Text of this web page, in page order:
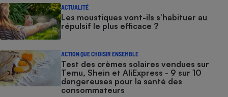
ACTUALITÉ
Les moustiques vont-ils s’habituer au
répulsif le plus efficace ?
ACTION QUE CHOISIR ENSEMBLE
Test des crèmes solaires vendues sur
Temu, Shein et AliExpress - 9 sur 10
dangereuses pour la santé des
consommateurs